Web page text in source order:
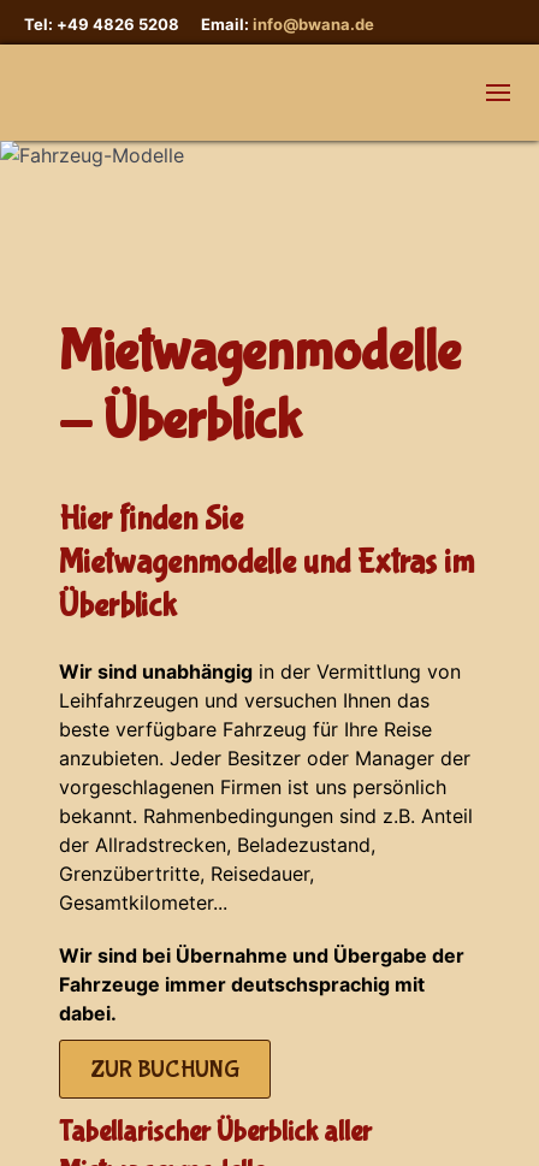
Tel: +49 4826 5208 Email: info@bwana.de
Mietwagenmodelle
- Überblick
Hier finden Sie
Mietwagenmodelle und Extras im
Überblick
Wir sind unabhängig in der Vermittlung von
Leihfahrzeugen und versuchen Ihnen das
beste verfügbare Fahrzeug für Ihre Reise
anzubieten. Jeder Besitzer oder Manager der
vorgeschlagenen Firmen ist uns persönlich
bekannt. Rahmenbedingungen sind z.B. Anteil
der Allradstrecken, Beladezustand,
Grenzübertritte, Reisedauer,
Gesamtkilometer...
Wir sind bei Übernahme und Übergabe der
Fahrzeuge immer deutschsprachig mit
dabei.
ZUR BUCHUNG
Tabellarischer Überblick aller